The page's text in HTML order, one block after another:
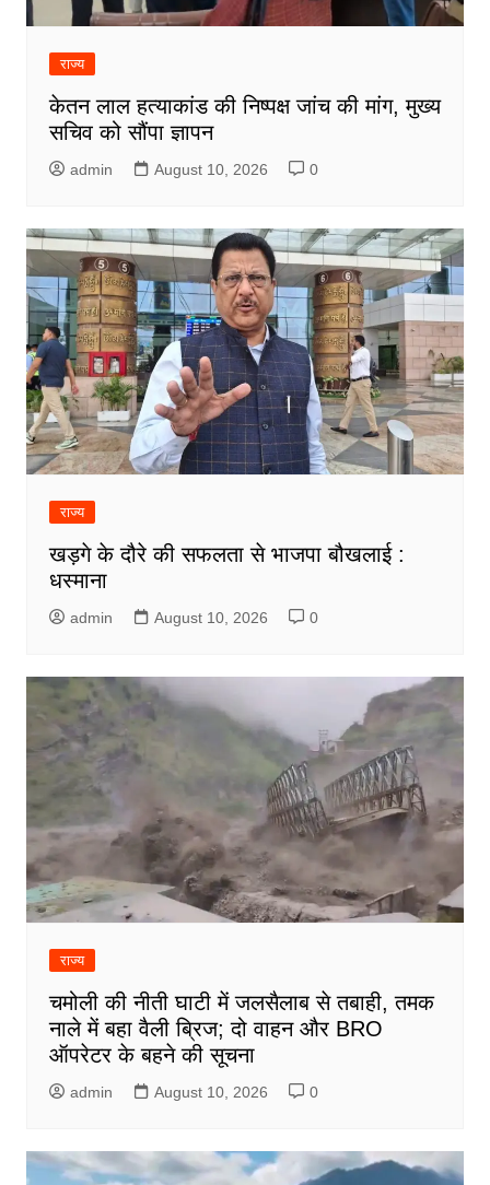
राज्य
केतन लाल हत्याकांड की निष्पक्ष जांच की मांग, मुख्य
सचिव को सौंपा ज्ञापन
admin August 10, 2026 0
राज्य
खड़गे के दौरे की सफलता से भाजपा बौखलाई :
धस्माना
admin August 10, 2026 0
राज्य
चमोली की नीती घाटी में जलसैलाब से तबाही, तमक
नाले में बहा वैली ब्रिज; दो वाहन और BRO
ऑपरेटर के बहने की सूचना
admin August 10, 2026 0